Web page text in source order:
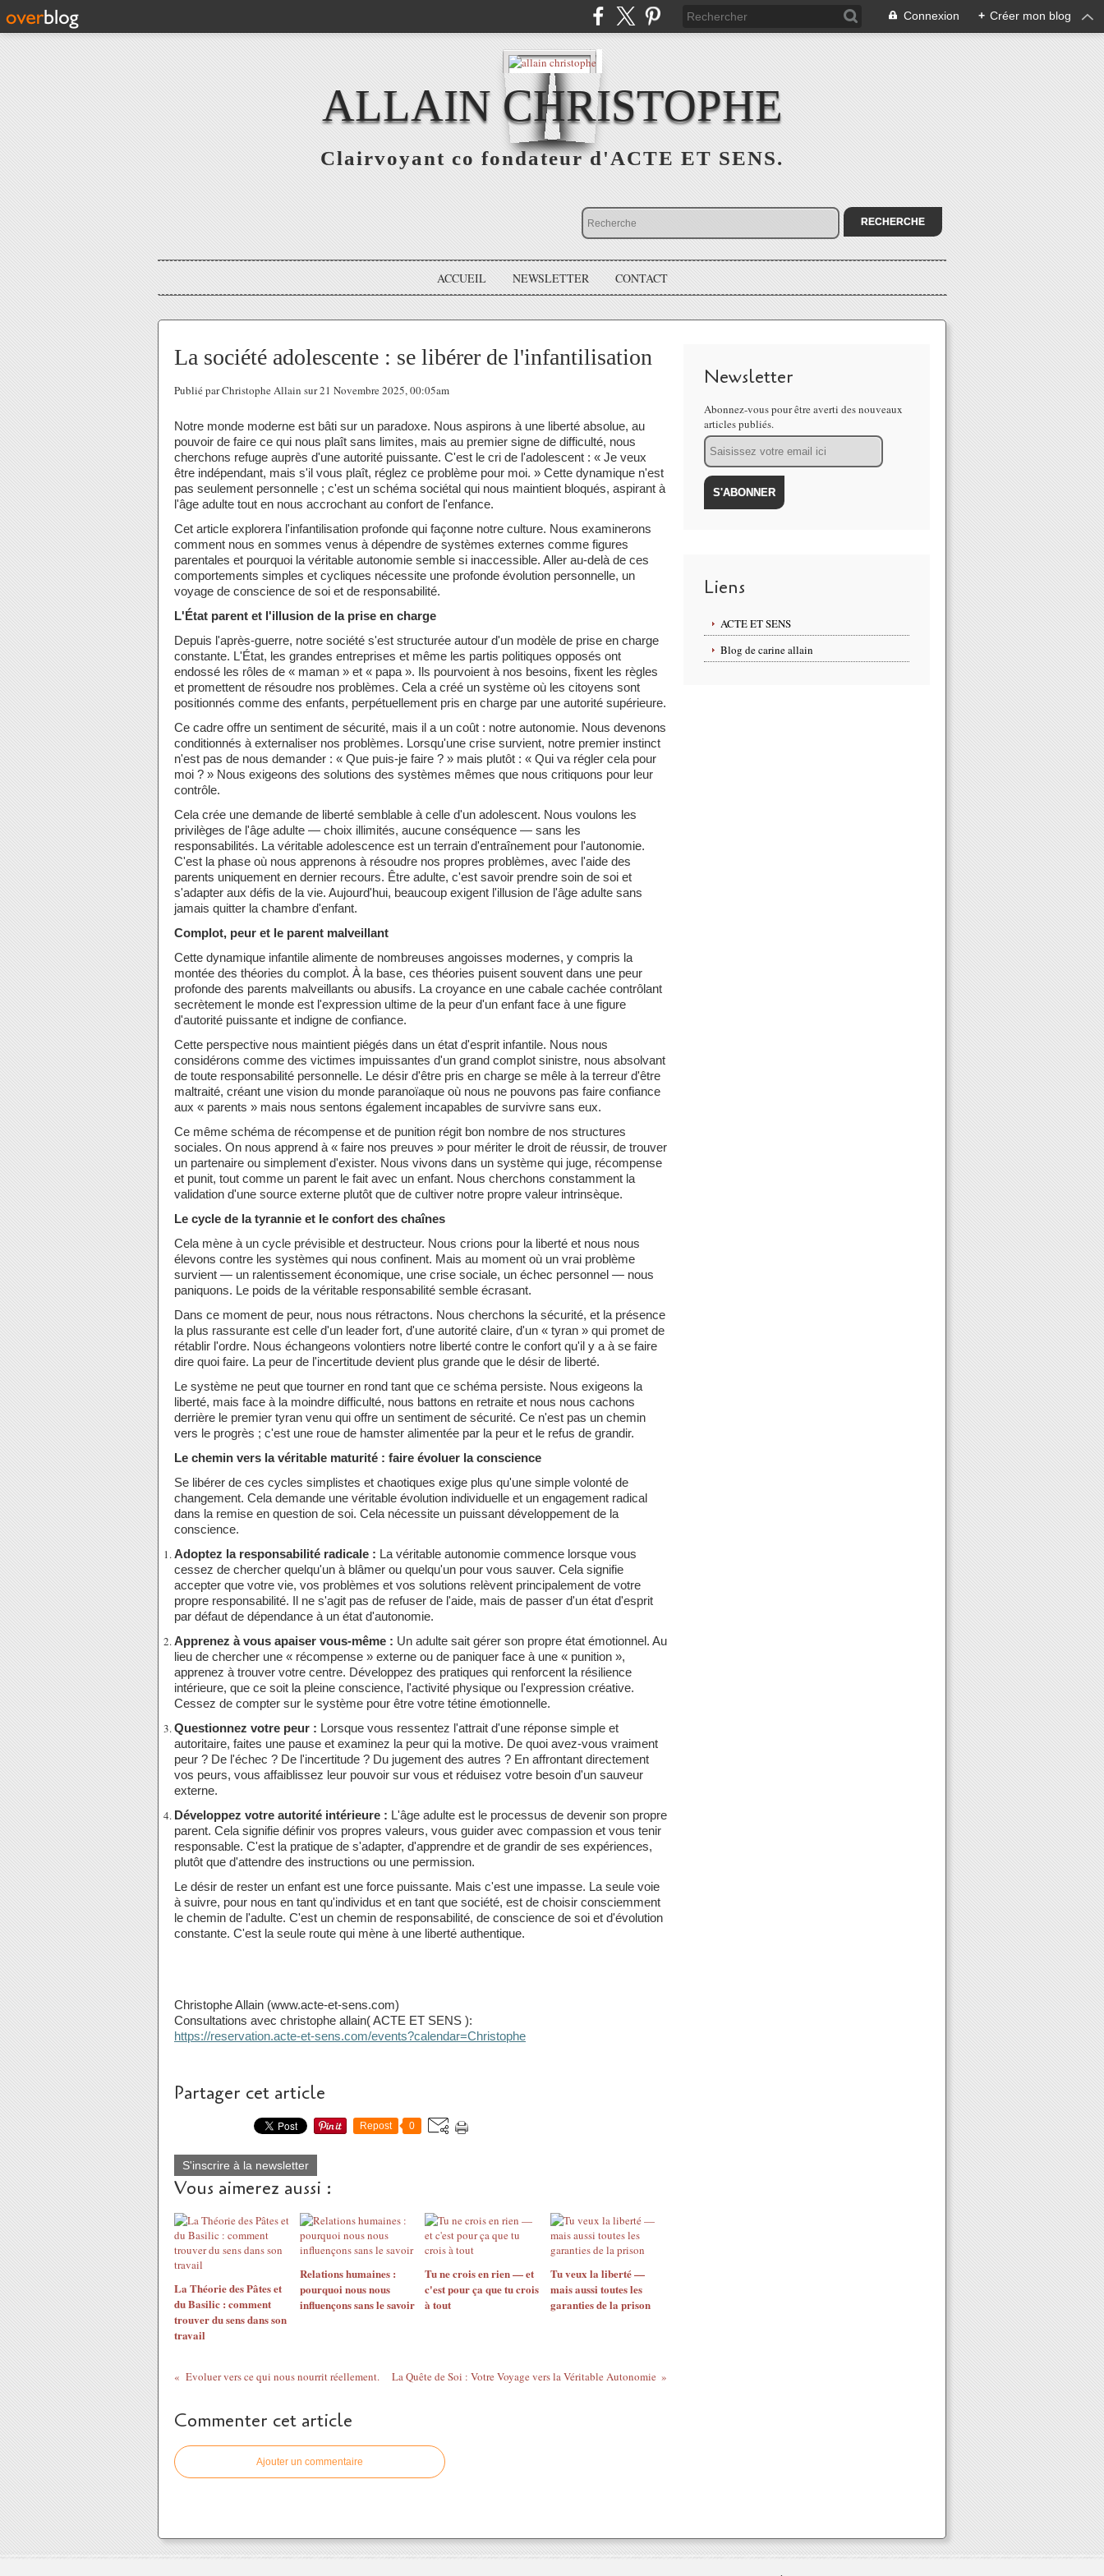
Connexion + Créer mon blog
ALLAIN CHRISTOPHE
Clairvoyant co fondateur d'ACTE ET SENS.
ACCUEIL NEWSLETTER CONTACT
La société adolescente : se libérer de l'infantilisation
Publié par Christophe Allain sur 21 Novembre 2025, 00:05am
Notre monde moderne est bâti sur un paradoxe. Nous aspirons à une liberté absolue, au
pouvoir de faire ce qui nous plaît sans limites, mais au premier signe de difficulté, nous
cherchons refuge auprès d'une autorité puissante. C'est le cri de l'adolescent : « Je veux
être indépendant, mais s'il vous plaît, réglez ce problème pour moi. » Cette dynamique n'est
pas seulement personnelle ; c'est un schéma sociétal qui nous maintient bloqués, aspirant à
l'âge adulte tout en nous accrochant au confort de l'enfance.
Cet article explorera l'infantilisation profonde qui façonne notre culture. Nous examinerons
comment nous en sommes venus à dépendre de systèmes externes comme figures
parentales et pourquoi la véritable autonomie semble si inaccessible. Aller au-delà de ces
comportements simples et cycliques nécessite une profonde évolution personnelle, un
voyage de conscience de soi et de responsabilité.
L'État parent et l'illusion de la prise en charge
Depuis l'après-guerre, notre société s'est structurée autour d'un modèle de prise en charge
constante. L'État, les grandes entreprises et même les partis politiques opposés ont
endossé les rôles de « maman » et « papa ». Ils pourvoient à nos besoins, fixent les règles
et promettent de résoudre nos problèmes. Cela a créé un système où les citoyens sont
positionnés comme des enfants, perpétuellement pris en charge par une autorité supérieure.
Ce cadre offre un sentiment de sécurité, mais il a un coût : notre autonomie. Nous devenons
conditionnés à externaliser nos problèmes. Lorsqu'une crise survient, notre premier instinct
n'est pas de nous demander : « Que puis-je faire ? » mais plutôt : « Qui va régler cela pour
moi ? » Nous exigeons des solutions des systèmes mêmes que nous critiquons pour leur
contrôle.
Cela crée une demande de liberté semblable à celle d'un adolescent. Nous voulons les
privilèges de l'âge adulte — choix illimités, aucune conséquence — sans les
responsabilités. La véritable adolescence est un terrain d'entraînement pour l'autonomie.
C'est la phase où nous apprenons à résoudre nos propres problèmes, avec l'aide des
parents uniquement en dernier recours. Être adulte, c'est savoir prendre soin de soi et
s'adapter aux défis de la vie. Aujourd'hui, beaucoup exigent l'illusion de l'âge adulte sans
jamais quitter la chambre d'enfant.
Complot, peur et le parent malveillant
Cette dynamique infantile alimente de nombreuses angoisses modernes, y compris la
montée des théories du complot. À la base, ces théories puisent souvent dans une peur
profonde des parents malveillants ou abusifs. La croyance en une cabale cachée contrôlant
secrètement le monde est l'expression ultime de la peur d'un enfant face à une figure
d'autorité puissante et indigne de confiance.
Cette perspective nous maintient piégés dans un état d'esprit infantile. Nous nous
considérons comme des victimes impuissantes d'un grand complot sinistre, nous absolvant
de toute responsabilité personnelle. Le désir d'être pris en charge se mêle à la terreur d'être
maltraité, créant une vision du monde paranoïaque où nous ne pouvons pas faire confiance
aux « parents » mais nous sentons également incapables de survivre sans eux.
Ce même schéma de récompense et de punition régit bon nombre de nos structures
sociales. On nous apprend à « faire nos preuves » pour mériter le droit de réussir, de trouver
un partenaire ou simplement d'exister. Nous vivons dans un système qui juge, récompense
et punit, tout comme un parent le fait avec un enfant. Nous cherchons constamment la
validation d'une source externe plutôt que de cultiver notre propre valeur intrinsèque.
Le cycle de la tyrannie et le confort des chaînes
Cela mène à un cycle prévisible et destructeur. Nous crions pour la liberté et nous nous
élevons contre les systèmes qui nous confinent. Mais au moment où un vrai problème
survient — un ralentissement économique, une crise sociale, un échec personnel — nous
paniquons. Le poids de la véritable responsabilité semble écrasant.
Dans ce moment de peur, nous nous rétractons. Nous cherchons la sécurité, et la présence
la plus rassurante est celle d'un leader fort, d'une autorité claire, d'un « tyran » qui promet de
rétablir l'ordre. Nous échangeons volontiers notre liberté contre le confort qu'il y a à se faire
dire quoi faire. La peur de l'incertitude devient plus grande que le désir de liberté.
Le système ne peut que tourner en rond tant que ce schéma persiste. Nous exigeons la
liberté, mais face à la moindre difficulté, nous battons en retraite et nous nous cachons
derrière le premier tyran venu qui offre un sentiment de sécurité. Ce n'est pas un chemin
vers le progrès ; c'est une roue de hamster alimentée par la peur et le refus de grandir.
Le chemin vers la véritable maturité : faire évoluer la conscience
Se libérer de ces cycles simplistes et chaotiques exige plus qu'une simple volonté de
changement. Cela demande une véritable évolution individuelle et un engagement radical
dans la remise en question de soi. Cela nécessite un puissant développement de la
conscience.
Adoptez la responsabilité radicale : La véritable autonomie commence lorsque vous
cessez de chercher quelqu'un à blâmer ou quelqu'un pour vous sauver. Cela signifie
accepter que votre vie, vos problèmes et vos solutions relèvent principalement de votre
propre responsabilité. Il ne s'agit pas de refuser de l'aide, mais de passer d'un état d'esprit
par défaut de dépendance à un état d'autonomie.
Apprenez à vous apaiser vous-même : Un adulte sait gérer son propre état émotionnel. Au
lieu de chercher une « récompense » externe ou de paniquer face à une « punition »,
apprenez à trouver votre centre. Développez des pratiques qui renforcent la résilience
intérieure, que ce soit la pleine conscience, l'activité physique ou l'expression créative.
Cessez de compter sur le système pour être votre tétine émotionnelle.
Questionnez votre peur : Lorsque vous ressentez l'attrait d'une réponse simple et
autoritaire, faites une pause et examinez la peur qui la motive. De quoi avez-vous vraiment
peur ? De l'échec ? De l'incertitude ? Du jugement des autres ? En affrontant directement
vos peurs, vous affaiblissez leur pouvoir sur vous et réduisez votre besoin d'un sauveur
externe.
Développez votre autorité intérieure : L'âge adulte est le processus de devenir son propre
parent. Cela signifie définir vos propres valeurs, vous guider avec compassion et vous tenir
responsable. C'est la pratique de s'adapter, d'apprendre et de grandir de ses expériences,
plutôt que d'attendre des instructions ou une permission.
Le désir de rester un enfant est une force puissante. Mais c'est une impasse. La seule voie
à suivre, pour nous en tant qu'individus et en tant que société, est de choisir consciemment
le chemin de l'adulte. C'est un chemin de responsabilité, de conscience de soi et d'évolution
constante. C'est la seule route qui mène à une liberté authentique.
Christophe Allain (www.acte-et-sens.com)
Consultations avec christophe allain( ACTE ET SENS ):
https://reservation.acte-et-sens.com/events?calendar=Christophe
Partager cet article
Repost 0
S'inscrire à la newsletter
Vous aimerez aussi :
La Théorie des Pâtes et
du Basilic : comment
trouver du sens dans son
travail
Relations humaines :
pourquoi nous nous
influençons sans le savoir
Tu ne crois en rien — et
c'est pour ça que tu crois
à tout
Tu veux la liberté —
mais aussi toutes les
garanties de la prison
Evoluer vers ce qui nous nourrit réellement. La Quête de Soi : Votre Voyage vers la Véritable Autonomie
Commenter cet article
Ajouter un commentaire
Newsletter
Abonnez-vous pour être averti des nouveaux
articles publiés.
Email
Liens
ACTE ET SENS
Blog de carine allain